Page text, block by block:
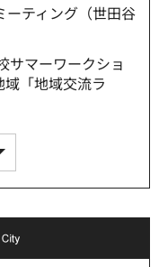
ティング（世田谷
サマーワークショ
「地域交流ラ